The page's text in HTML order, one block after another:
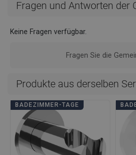
Fragen und Antworten der
Keine Fragen verfügbar.
Fragen Sie die
Produkte aus derselben
BADEZIMMER-TAGE